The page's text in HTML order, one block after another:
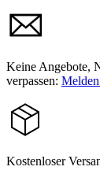
Keine Angebote,
verpassen:
Kostenloser